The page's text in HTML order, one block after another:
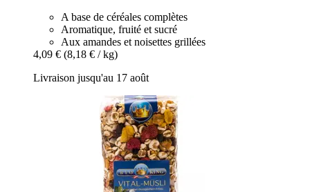
A base de céréales complètes
Aromatique, fruité et sucré
Aux amandes et noisettes grillées
4,09 € (8,18 € / kg)
Livraison jusqu'au 17 août